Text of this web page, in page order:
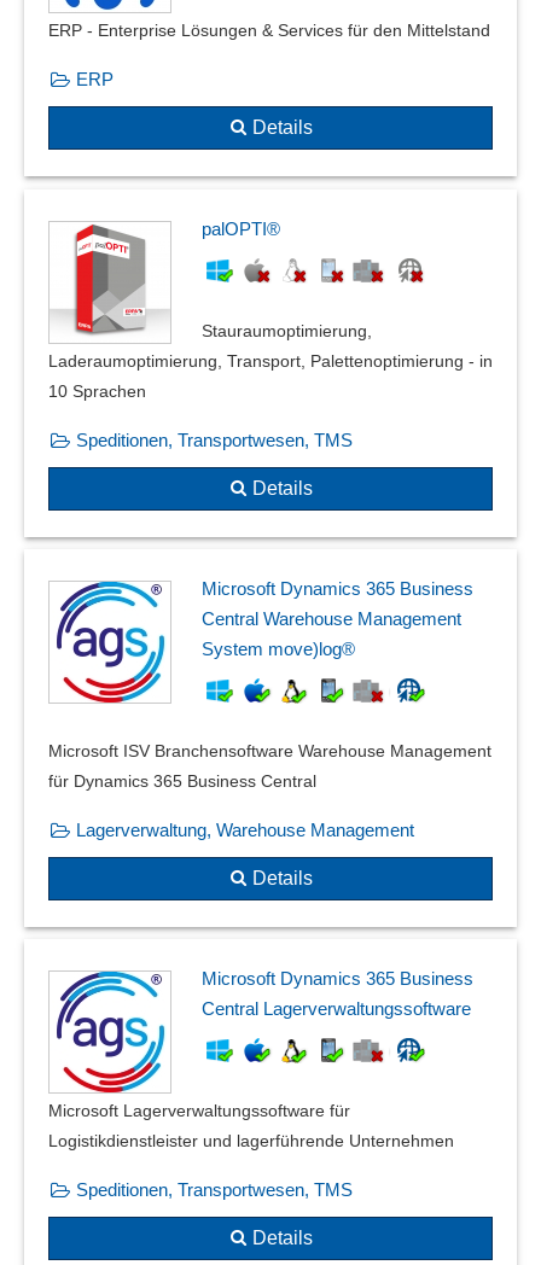
ERP - Enterprise Lösungen & Services für den Mittelstand
ERP
Details
palOPTI®
Stauraumoptimierung,
Laderaumoptimierung, Transport, Palettenoptimierung - in
10 Sprachen
Speditionen, Transportwesen, TMS
Details
Microsoft Dynamics 365 Business
Central Warehouse Management
System move)log®
Microsoft ISV Branchensoftware Warehouse Management
für Dynamics 365 Business Central
Lagerverwaltung, Warehouse Management
Details
Microsoft Dynamics 365 Business
Central Lagerverwaltungssoftware
Microsoft Lagerverwaltungssoftware für
Logistikdienstleister und lagerführende Unternehmen
Speditionen, Transportwesen, TMS
Details